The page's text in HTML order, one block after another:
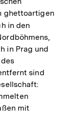
ghettoartigen
in den
in Prag und
sind
mit